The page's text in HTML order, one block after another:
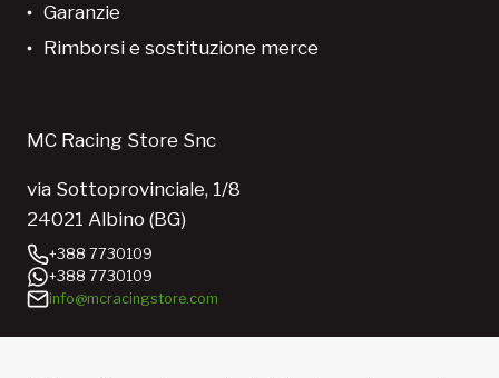
Garanzie
Rimborsi e sostituzione merce
MC Racing Store Snc
via Sottoprovinciale, 1/8
24021 Albino (BG)
+388 7730109
+388 7730109
info@mcracingstore.com